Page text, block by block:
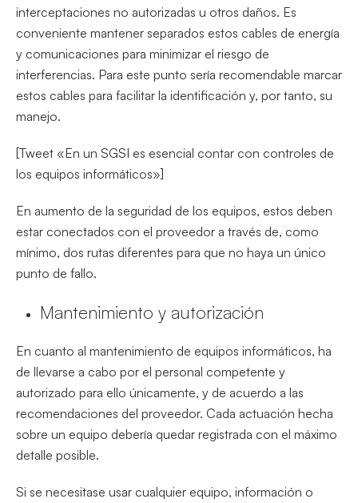
interceptaciones no autorizadas u otros daños. Es
conveniente mantener separados estos cables de energía
y comunicaciones para minimizar el riesgo de
interferencias. Para este punto sería recomendable marcar
estos cables para facilitar la identificación y, por tanto, su
manejo.
[Tweet «En un SGSI es esencial contar con controles de
los equipos informáticos»]
En aumento de la seguridad de los equipos, estos deben
estar conectados con el proveedor a través de, como
mínimo, dos rutas diferentes para que no haya un único
punto de fallo.
Mantenimiento y autorización
En cuanto al mantenimiento de equipos informáticos, ha
de llevarse a cabo por el personal competente y
autorizado para ello únicamente, y de acuerdo a las
recomendaciones del proveedor. Cada actuación hecha
sobre un equipo debería quedar registrada con el máximo
detalle posible.
Si se necesitase usar cualquier equipo, información o